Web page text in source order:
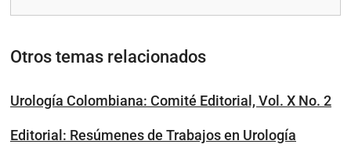
Otros temas relacionados
Urología Colombiana: Comité Editorial, Vol. X No. 2
Editorial: Resúmenes de Trabajos en Urología